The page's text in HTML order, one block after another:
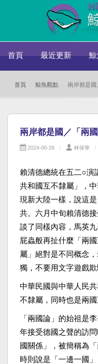
首頁 最近更新 鯨
首頁 鯨魚觀點 兩岸都是
兩岸都是國／「兩
2024-06-26 林保華
賴清德總統在五二○演
共和國互不隸屬」，
現新大陸一樣，說這
共。六月中旬賴清德
談了同樣內容，馬英
屁蟲般再扯什麼「兩
屬」絕對是不同概念
獨，不要用文字遊戲
中華民國與中華人民
不隸屬，同時也是兩
「兩國論」的始祖是
年接受德國之聲的訪
國關係」，被簡稱為
時則說是「一邊一國